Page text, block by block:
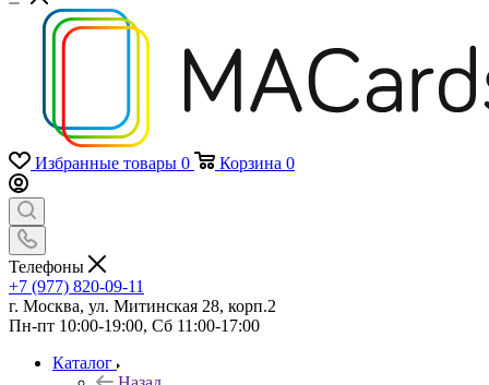
Избранные товары 0 Корзина 0
Телефоны
+7 (977) 820-09-11
г. Москва, ул. Митинская 28, корп.2
Пн-пт 10:00-19:00, Сб 11:00-17:00
Каталог